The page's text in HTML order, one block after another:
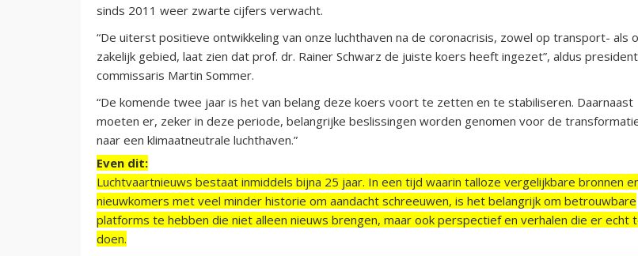
sinds 2011 weer zwarte cijfers verwacht.
“De uiterst positieve ontwikkeling van onze luchthaven na de coronacrisis, zowel op transport- als
zakelijk gebied, laat zien dat prof. dr. Rainer Schwarz de juiste koers heeft ingezet”, aldus
commissaris Martin Sommer.
“De komende twee jaar is het van belang deze koers voort te zetten en te stabiliseren. Daarnaast
moeten er, zeker in deze periode, belangrijke beslissingen worden genomen voor de
naar een klimaatneutrale luchthaven.”
Even dit:
Luchtvaartnieuws bestaat inmiddels bijna 25 jaar. In een tijd waarin talloze vergelijkbare bronnen
nieuwkomers met veel minder historie om aandacht schreeuwen, is het belangrijk om betrouwbare
platforms te hebben die niet alleen nieuws brengen, maar ook perspectief en verhalen die er echt
doen.